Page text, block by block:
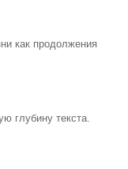
как продолжения
глубину текста.